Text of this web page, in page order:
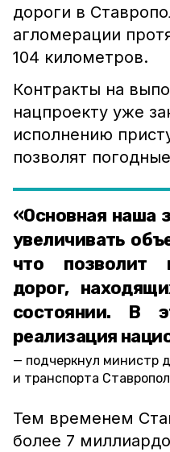
дороги в
агломерации
104 километров.
Контракты на
нацпроекту уже
исполнению
позволят
«Основная наша
увеличивать
что позволит
дорог,
состоянии. В
реализация
подчеркнул министр
и транспорта
Тем временем
более 7